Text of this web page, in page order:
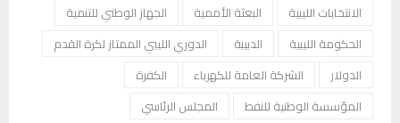
الانتخابات الليبية
البعثة الأممية
الجهاز الوطني للتنمية
الحكومة الليبية
الدبيبة
الدوري الليبي الممتاز لكرة القدم
الدولار
الشركة العامة للكهرباء
الكفرة
المؤسسة الوطنية للنفط
المجلس الرئاسي